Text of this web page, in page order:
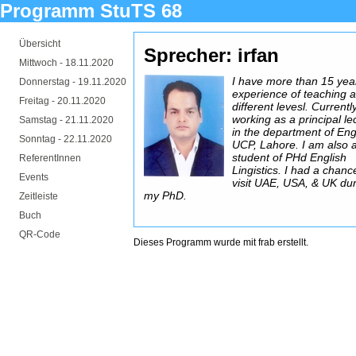
Programm StuTS 68
Übersicht
Mittwoch - 18.11.2020
Donnerstag - 19.11.2020
Freitag - 20.11.2020
Samstag - 21.11.2020
Sonntag - 22.11.2020
ReferentInnen
Events
Zeitleiste
Buch
QR-Code
Sprecher: irfan
I have more than 15
experience of teaching
different levesl.
working as a principal
in the department of
UCP, Lahore. I am also
student of PHd English
Lingistics. I had a
visit UAE, USA, & UK
my PhD.
Dieses Programm wurde mitfrab erstellt.